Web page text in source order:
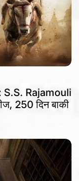
Rajamouli
250 दिन बाकी